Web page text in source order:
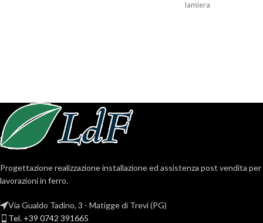
lamiera
Progettazione realizzazione installazione ed assistenza post vendita per
lavorazioni in ferro.
Via Gualdo Tadino, 3 - Matigge di Trevi (PG)
Tel. +39 0742 391665